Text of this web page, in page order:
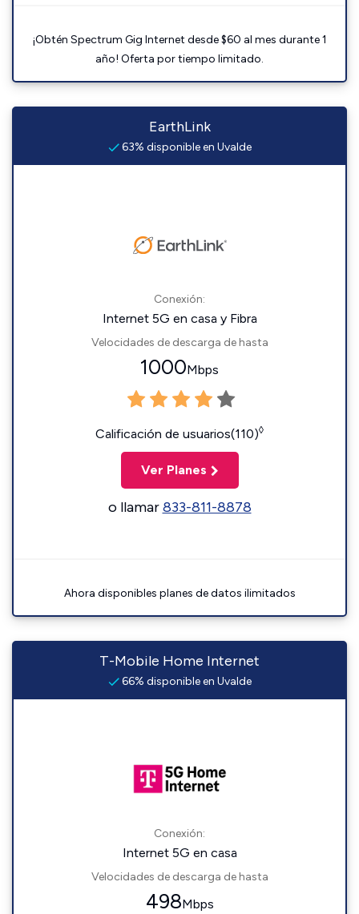
¡Obtén Spectrum Gig Internet desde $60 al mes durante 1
año! Oferta por tiempo limitado.
EarthLink
63% disponible en Uvalde
Conexión:
Internet 5G en casa y Fibra
Velocidades de descarga de hasta
1000Mbps
Calificación de usuarios(110)◊
Ver Planes
o llamar833-811-8878
Ahora disponibles planes de datos ilimitados
T-Mobile Home Internet
66% disponible en Uvalde
Conexión:
Internet 5G en casa
Velocidades de descarga de hasta
498Mbps